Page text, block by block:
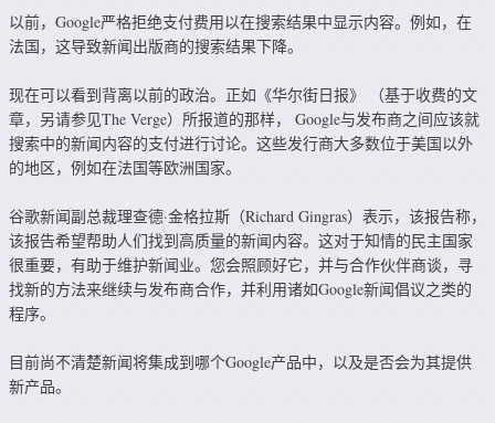
以前，Google严格拒绝支付费用以在搜索结果中显示内容。例如，在
法国，这导致新闻出版商的搜索结果下降。
现在可以看到背离以前的政治。正如《华尔街日报》 （基于收费的文
章，另请参见The Verge）所报道的那样， Google与发布商之间应该就
搜索中的新闻内容的支付进行讨论。这些发行商大多数位于美国以外
的地区，例如在法国等欧洲国家。
谷歌新闻副总裁理查德·金格拉斯（Richard Gingras）表示，该报告称，
该报告希望帮助人们找到高质量的新闻内容。这对于知情的民主国家
很重要，有助于维护新闻业。您会照顾好它，并与合作伙伴商谈，寻
找新的方法来继续与发布商合作，并利用诸如Google新闻倡议之类的
程序。
目前尚不清楚新闻将集成到哪个Google产品中，以及是否会为其提供
新产品。